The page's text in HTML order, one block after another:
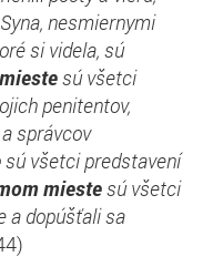
nesmiernymi
si videla, sú
sú všetci
penitentov,
správcov
sú všetci predstavení
miestesú všetci
a dopúšťali sa